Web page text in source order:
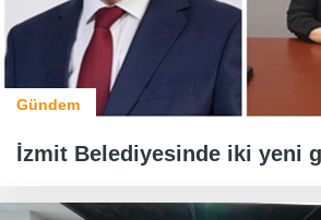
Gündem
İzmit Belediyesinde iki yeni